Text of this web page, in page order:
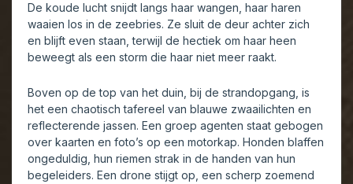
De koude lucht snijdt langs haar wangen, haar haren
waaien los in de zeebries. Ze sluit de deur achter zich
en blijft even staan, terwijl de hectiek om haar heen
beweegt als een storm die haar niet meer raakt.
Boven op de top van het duin, bij de strandopgang, is
het een chaotisch tafereel van blauwe zwaailichten en
reflecterende jassen. Een groep agenten staat gebogen
over kaarten en foto’s op een motorkap. Honden blaffen
ongeduldig, hun riemen strak in de handen van hun
begeleiders. Een drone stijgt op, een scherp zoemend